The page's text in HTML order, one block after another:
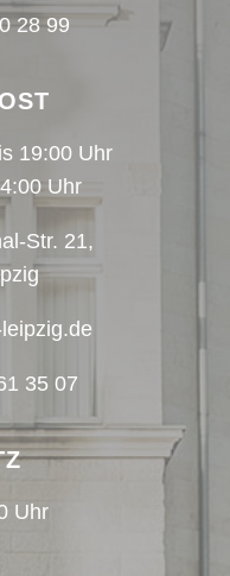
28 99
19:00 Uhr
Uhr
Str. 21,
35 07
Uhr